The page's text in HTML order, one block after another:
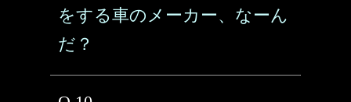
をする車のメーカー、なーん
だ？